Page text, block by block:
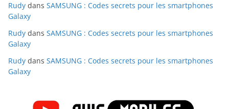
Rudy dans SAMSUNG : Codes secrets pour les smartphones
Galaxy
Rudy dans SAMSUNG : Codes secrets pour les smartphones
Galaxy
Rudy dans SAMSUNG : Codes secrets pour les smartphones
Galaxy